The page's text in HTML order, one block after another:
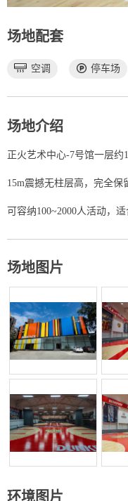
场地配套
空调 停车场
场地介绍
正火艺术中心-7号馆一层约
15m震撼无柱层高，完全
可容纳100~2000人活动，
场地图片
环境图片